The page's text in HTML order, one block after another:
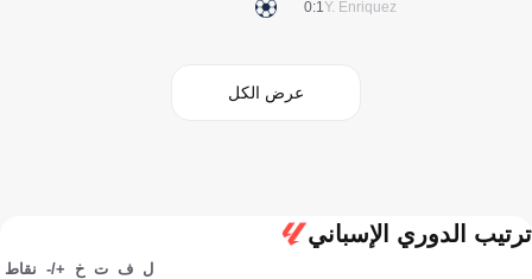
Y. Enriquez
1:0
عرض الكل
ترتيب الدوري الإسباني
ل ف ت خ +/- نقاط